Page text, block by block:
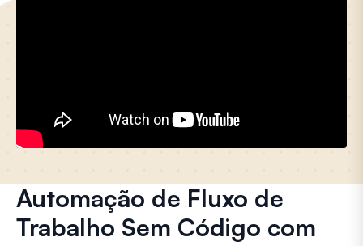
Automação de Fluxo de
Trabalho Sem Código com